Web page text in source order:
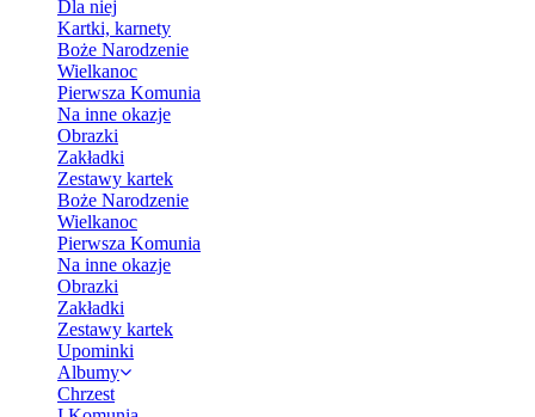
Dla niej
Kartki, karnety
Boże Narodzenie
Wielkanoc
Pierwsza Komunia
Na inne okazje
Obrazki
Zakładki
Zestawy kartek
Boże Narodzenie
Wielkanoc
Pierwsza Komunia
Na inne okazje
Obrazki
Zakładki
Zestawy kartek
Upominki
Albumy
Chrzest